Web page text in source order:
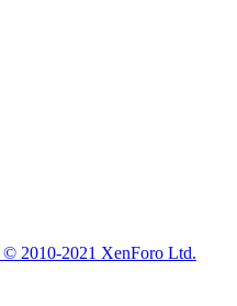
© 2010-2021 XenForo Ltd.